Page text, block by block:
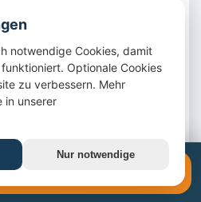
Wiener Neudorf
Guntramsdorf
Perchtoldsdorf
📞 +43 1 4420617
notwendige Cookies, damit
Optionale Cookies
zu verbessern. Mehr
in unserer
Nur notwendige